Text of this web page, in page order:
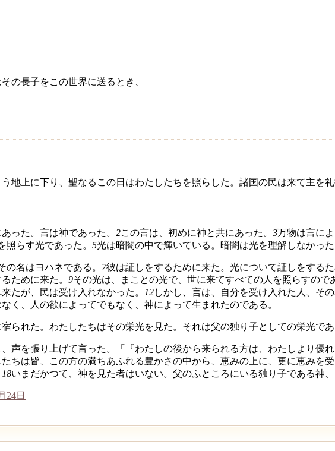
の長子をこの世界に送るとき、
地上に下り、聖なるこの日はわたしたちを照らした。諸国の民は来て主を
った。言は神であった。 2この言は、初めに神と共にあった。 3万物は言に
らす光であった。 5光は暗闇の中で輝いている。暗闇は光を理解しなかった
名はヨハネである。 7彼は証しをするために来た。光について証しをする
ために来た。 9その光は、まことの光で、世に来てすべての人を照らすので
たが、民は受け入れなかった。 12しかし、言は、自分を受け入れた人、そ
く、人の欲によってでもなく、神によって生まれたのである。
られた。わたしたちはその栄光を見た。それは父の独り子としての栄光で
声を張り上げて言った。「『わたしの後から来られる方は、わたしより優
ちは皆、この方の満ちあふれる豊かさの中から、恵みの上に、更に恵みを受
18いまだかつて、神を見た者はいない。父のふところにいる独り子である神
24日